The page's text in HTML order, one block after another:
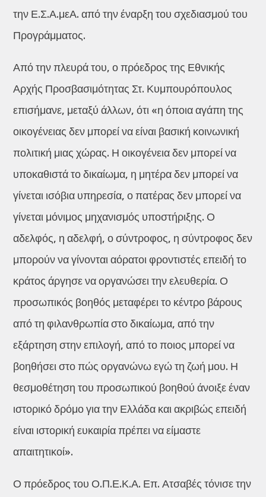
την Ε.Σ.Α.μεΑ. από την έναρξη του σχεδιασμού του
Προγράμματος.
Από την πλευρά του, ο πρόεδρος της Εθνικής
Αρχής Προσβασιμότητας Στ. Κυμπουρόπουλος
επισήμανε, μεταξύ άλλων, ότι «η όποια αγάπη της
οικογένειας δεν μπορεί να είναι βασική κοινωνική
πολιτική μιας χώρας. Η οικογένεια δεν μπορεί να
υποκαθιστά το δικαίωμα, η μητέρα δεν μπορεί να
γίνεται ισόβια υπηρεσία, ο πατέρας δεν μπορεί να
γίνεται μόνιμος μηχανισμός υποστήριξης. Ο
αδελφός, η αδελφή, ο σύντροφος, η σύντροφος δεν
μπορούν να γίνονται αόρατοι φροντιστές επειδή το
κράτος άργησε να οργανώσει την ελευθερία. Ο
προσωπικός βοηθός μεταφέρει το κέντρο βάρους
από τη φιλανθρωπία στο δικαίωμα, από την
εξάρτηση στην επιλογή, από το ποιος μπορεί να
βοηθήσει στο πώς οργανώνω εγώ τη ζωή μου. Η
θεσμοθέτηση του προσωπικού βοηθού άνοιξε έναν
ιστορικό δρόμο για την Ελλάδα και ακριβώς επειδή
είναι ιστορική ευκαιρία πρέπει να είμαστε
απαιτητικοί».
Ο πρόεδρος του Ο.Π.Ε.Κ.Α. Επ. Ατσαβές τόνισε την